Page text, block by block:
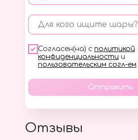
Для кого ищите шары?
Согласен(на) с политикой
конфиденциальности и
пользовательским согл-ем
Отправить
Отзывы